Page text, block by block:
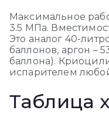
Максимальное
3.5 МПа.
Это аналог 40-
баллонов, аргон –
баллона).
испарителем
Таблица